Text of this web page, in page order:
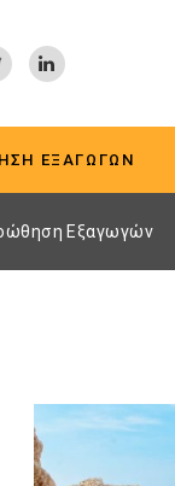
ΕΞΑΓΩΓΏΝ
Εξαγωγών